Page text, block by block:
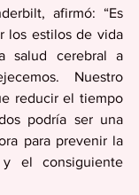
afirmó: “Es
los estilos de vida
salud cerebral a
Nuestro
reducir el tiempo
podría ser una
para prevenir la
y el consiguiente